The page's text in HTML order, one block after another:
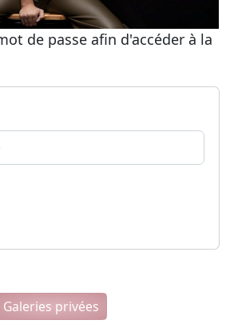
de passe afin d'accéder à la
Galeries privées